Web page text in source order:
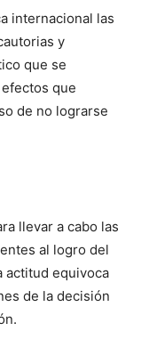
internacional las
y
que se
que
de no lograrse
llevar a cabo las
al logro del
actitud equivoca
de la decisión